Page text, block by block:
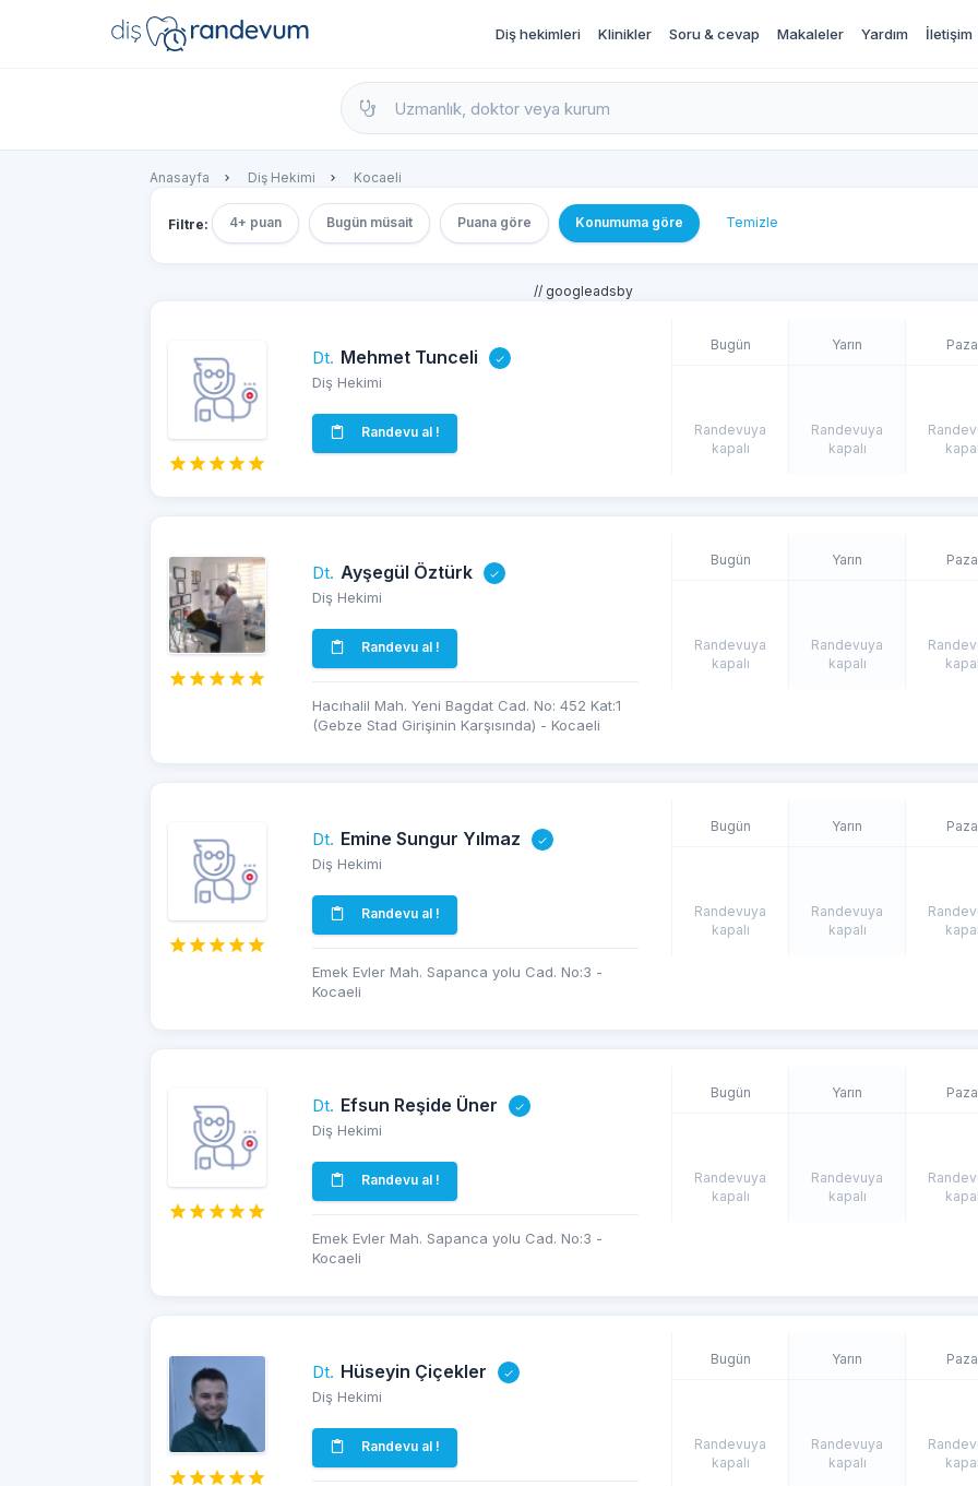
dishekimleri.net - Diş Hekimi Bul, Yorumları İncele ve Randevu Al
Diş hekimleri Klinikler Soru & cevap Makaleler Yardım İletişim
Anasayfa Diş Hekimi Kocaeli
Filtre: 4+ puan Bugün müsait Puana göre Konumuma göre Temizle
// googleadsby
Dt. Mehmet Tunceli
Diş Hekimi
Randevu al !
Bugün
Randevuya
kapalı
Yarın
Randevuya
kapalı
Dt. Ayşegül Öztürk
Diş Hekimi
Randevu al !
Hacıhalil Mah. Yeni Bagdat Cad. No: 452 Kat:1
(Gebze Stad Girişinin Karşısında) - Kocaeli
Bugün
Randevuya
kapalı
Yarın
Randevuya
kapalı
Dt. Emine Sungur Yılmaz
Diş Hekimi
Randevu al !
Emek Evler Mah. Sapanca yolu Cad. No:3 -
Kocaeli
Bugün
Randevuya
kapalı
Yarın
Randevuya
kapalı
Dt. Efsun Reşide Üner
Diş Hekimi
Randevu al !
Emek Evler Mah. Sapanca yolu Cad. No:3 -
Kocaeli
Bugün
Randevuya
kapalı
Yarın
Randevuya
kapalı
Dt. Hüseyin Çiçekler
Diş Hekimi
Randevu al !
Bugün
Randevuya
kapalı
Yarın
Randevuya
kapalı